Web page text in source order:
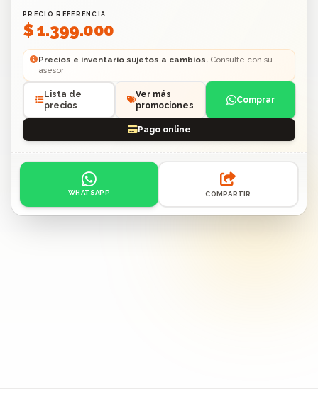
PRECIO REFERENCIA
$ 1.399.000
Precios e inventario sujetos a cambios.Consulte con su
asesor
Lista de
precios
Ver más
promociones
Comprar
Pago online
Acciones: contacto por WhatsApp o compartir enlace.
WHATSAPP COMPARTIR